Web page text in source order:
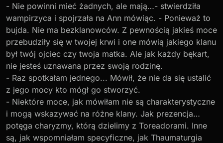
- Nie powinni mieć żadnych, ale mają…- stwierdziła
wampirzyca i spojrzała na Ann mówiąc. - Ponieważ to
bujda. Nie ma bezklanowców. Z pewnością jakieś moce
przebudziły się w twojej krwi i one mówią jakiego klanu
był twój ojciec czy twoja matka. Ale jak każdy bękart,
nie jesteś uznawana przez swoją rodzinę.
- Raz spotkałam jednego... Mówił, że nie da się ustalić
z jego mocy kto mógł go stworzyć.
- Niektóre moce, jak mówiłam nie są charakterystyczne
i mogą wskazywać na różne klany. Jak prezencja…
potęga charyzmy, którą dzielimy z Toreadorami. Inne
są, jak wspomniałam specyficzne, jak Thaumaturgia